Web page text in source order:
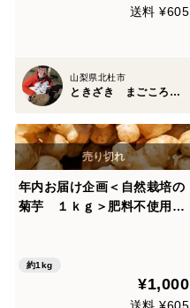
送料 ¥605
山梨県北杜市
ときざき まごころ 農園
年内お届け企画＜自然栽培の
菊芋 １ｋｇ＞肥料不使用、
生食も美味の≪菊芋≫を八ヶ
岳南麓よりお届します
約1kg
¥1,000